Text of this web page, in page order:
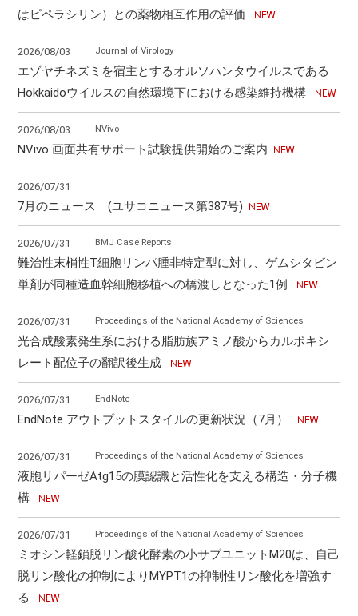
はピペラシリン）との薬物相互作用の評価
2026/08/03 Journal of Virology
エゾヤチネズミを宿主とするオルソハンタウイルスである
Hokkaidoウイルスの自然環境下における感染維持機構
2026/08/03 NVivo
NVivo 画面共有サポート試験提供開始のご案内
2026/07/31
7月のニュース (ユサコニュース第387号)
2026/07/31 BMJ Case Reports
難治性末梢性T細胞リンパ腫非特定型に対し、ゲムシタビン
単剤が同種造血幹細胞移植への橋渡しとなった1例
2026/07/31 Proceedings of the National Academy of Sciences
光合成酸素発生系における脂肪族アミノ酸からカルボキシ
レート配位子の翻訳後生成
2026/07/31 EndNote
EndNote アウトプットスタイルの更新状況（7月）
2026/07/31 Proceedings of the National Academy of Sciences
液胞リパーゼAtg15の膜認識と活性化を支える構造・分子機
構
2026/07/31 Proceedings of the National Academy of Sciences
ミオシン軽鎖脱リン酸化酵素の小サブユニットM20は、自己
脱リン酸化の抑制によりMYPT1の抑制性リン酸化を増強す
る